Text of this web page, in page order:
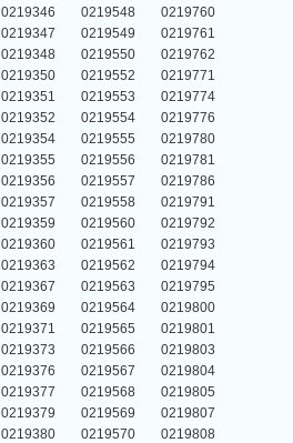
0219346 0219548
0219760
0219347 0219549
0219761
0219348 0219550
0219762
0219350 0219552
0219771
0219351 0219553
0219774
0219352 0219554
0219776
0219354 0219555
0219780
0219355 0219556
0219781
0219356 0219557
0219786
0219357 0219558
0219791
0219359 0219560
0219792
0219360 0219561
0219793
0219363 0219562
0219794
0219367 0219563
0219795
0219369 0219564
0219800
0219371 0219565
0219801
0219373 0219566
0219803
0219376 0219567
0219804
0219377 0219568
0219805
0219379 0219569
0219807
0219380 0219570
0219808